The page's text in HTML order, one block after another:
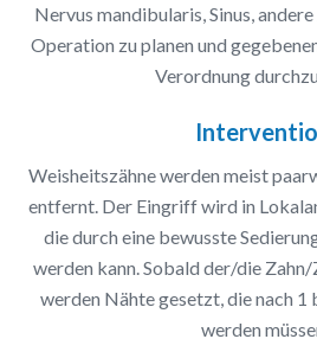
Nervus mandibularis, Sinus,
Operation zu planen und
Verordnung
Weisheitszähne werden meist
entfernt. Der Eingriff wird in
die durch eine bewusste
werden kann. Sobald der/die
werden Nähte gesetzt, die nach
werden